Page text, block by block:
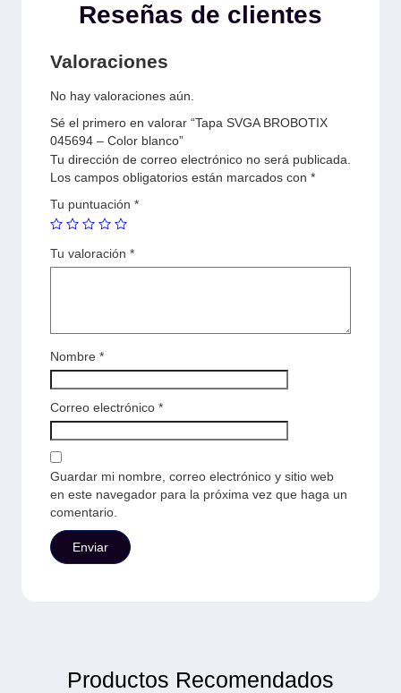
Reseñas de clientes
Valoraciones
No hay valoraciones aún.
Sé el primero en valorar “Tapa SVGA BROBOTIX
045694 – Color blanco”
Tu dirección de correo electrónico no será publicada.
Los campos obligatorios están marcados con *
Tu puntuación *
Tu valoración *
Nombre *
Correo electrónico *
Guardar mi nombre, correo electrónico y sitio web
en este navegador para la próxima vez que haga un
comentario.
Productos Recomendados